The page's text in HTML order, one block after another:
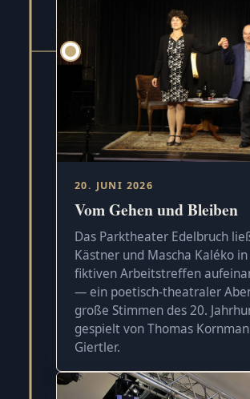
20. JUNI 2026
Vom Gehen und Bleiben
Das Parktheater Edelbruch
Kästner und Mascha Kaléko
fiktiven Arbeitstreffen
— ein poetisch-theatraler
große Stimmen des 20.
gespielt von Thomas
Giertler.